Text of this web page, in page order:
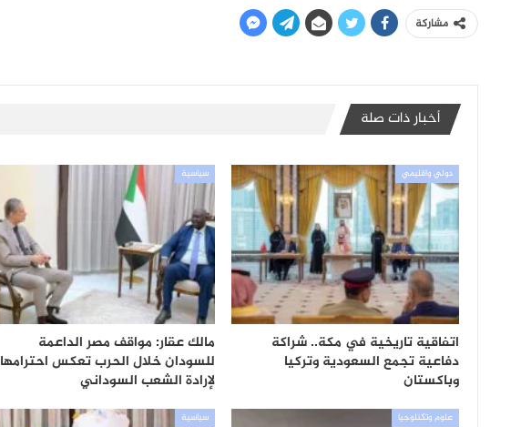
مشاركة
أخبار ذات صلة
دولي واقليمي
اتفاقية تاريخية في مكة.. شراكة
دفاعية تجمع السعودية وتركيا
وباكستان
سياسية
مالك عقار: مواقف مصر الداعمة
للسودان خلال الحرب تعكس احترامها
لإرادة الشعب السوداني
علوم وتكنلوجيا سياسية